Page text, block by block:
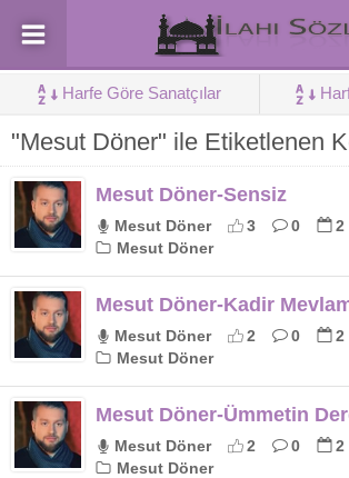
Harfe Göre Sanatçılar
"Mesut Döner" ile Etiketlenen
Mesut Döner-Sensiz
Mesut Döner 3 0
2
Mesut Döner
Mesut Döner-Kadir
Mesut Döner 2 0
2
Mesut Döner
Mesut Döner-Ümmetin
Mesut Döner 2 0
2
Mesut Döner